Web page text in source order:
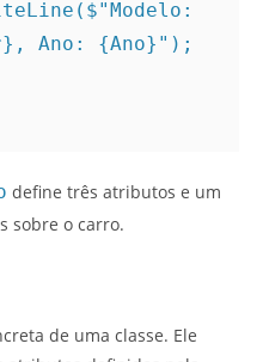
Ano: {Ano}");
define três atributos e um
sobre o carro.
de uma classe. Ele